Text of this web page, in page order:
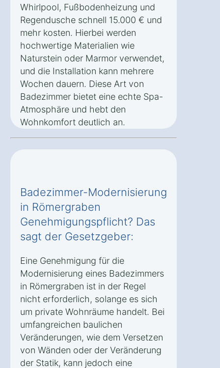
Whirlpool, Fußbodenheizung und
Regendusche schnell 15.000 € und
mehr kosten. Hierbei werden
hochwertige Materialien wie
Naturstein oder Marmor verwendet,
und die Installation kann mehrere
Wochen dauern. Diese Art von
Badezimmer bietet eine echte Spa-
Atmosphäre und hebt den
Wohnkomfort deutlich an.
Badezimmer-Modernisierung
in Römergraben
Genehmigungspflicht? Das
sagt der Gesetzgeber:
Eine Genehmigung für die
Modernisierung eines Badezimmers
in Römergraben ist in der Regel
nicht erforderlich, solange es sich
um private Wohnräume handelt. Bei
umfangreichen baulichen
Veränderungen, wie dem Versetzen
von Wänden oder der Veränderung
der Statik, kann jedoch eine